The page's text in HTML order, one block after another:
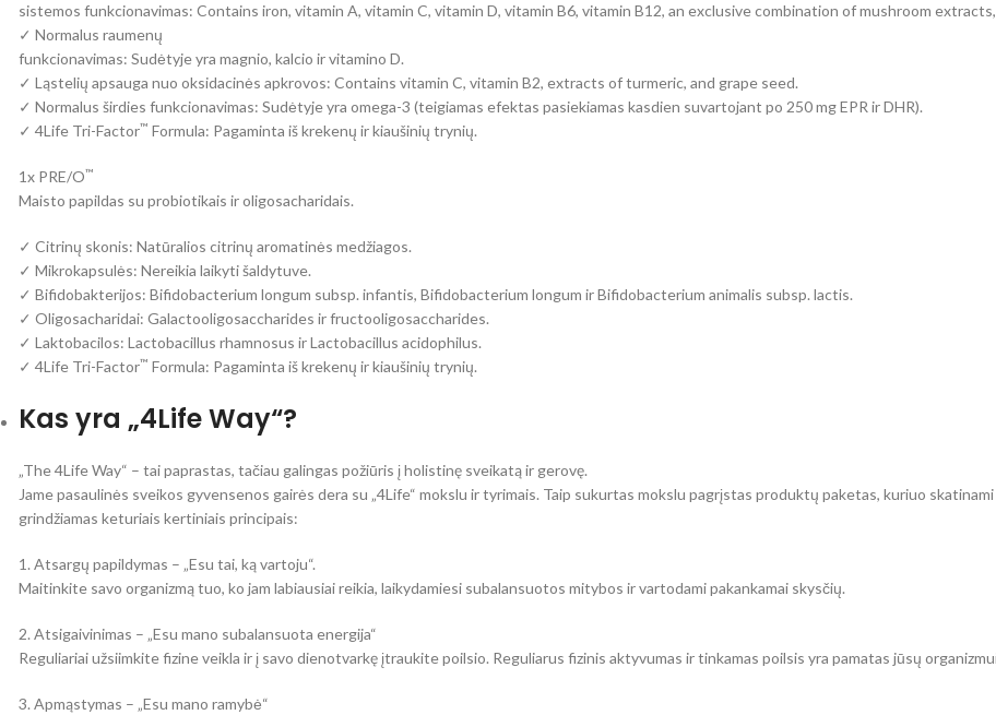
sistemos funkcionavimas: Contains iron, vitamin A, vitamin C, vitamin D, vitamin B6, vitamin B12, an exclusive combination of mushroom
✓ Normalus raumenų
funkcionavimas: Sudėtyje yra magnio, kalcio ir vitamino D.
✓ Ląstelių apsauga nuo oksidacinės apkrovos: Contains vitamin C, vitamin B2, extracts of turmeric, and grape seed.
✓ Normalus širdies funkcionavimas: Sudėtyje yra omega-3 (teigiamas efektas pasiekiamas kasdien suvartojant po 250 mg EPR ir DHR).
✓ 4Life Tri-Factor™ Formula: Pagaminta iš krekenų ir kiaušinių trynių.
1x PRE/O™
Maisto papildas su probiotikais ir oligosacharidais.
✓ Citrinų skonis: Natūralios citrinų aromatinės medžiagos.
✓ Mikrokapsulės: Nereikia laikyti šaldytuve.
✓ Bifidobakterijos: Bifidobacterium longum subsp. infantis, Bifidobacterium longum ir Bifidobacterium animalis subsp. lactis.
✓ Oligosacharidai: Galactooligosaccharides ir fructooligosaccharides.
✓ Laktobacilos: Lactobacillus rhamnosus ir Lactobacillus acidophilus.
✓ 4Life Tri-Factor™ Formula: Pagaminta iš krekenų ir kiaušinių trynių.
Kas yra „4Life Way“?
„The 4Life Way“ – tai paprastas, tačiau galingas požiūris į holistinę sveikatą ir gerovę.
Jame pasaulinės sveikos gyvensenos gairės dera su „4Life“ mokslu ir tyrimais. Taip sukurtas mokslu pagrįstas produktų paketas, kuriuo
grindžiamas keturiais kertiniais principais:
1. Atsargų papildymas – „Esu tai, ką vartoju“.
Maitinkite savo organizmą tuo, ko jam labiausiai reikia, laikydamiesi subalansuotos mitybos ir vartodami pakankamai skysčių.
2. Atsigaivinimas – „Esu mano subalansuota energija“
Reguliariai užsiimkite fizine veikla ir į savo dienotvarkę įtraukite poilsio. Reguliarus fizinis aktyvumas ir tinkamas poilsis yra pamatas jūsų
3. Apmąstymas – „Esu mano ramybė“